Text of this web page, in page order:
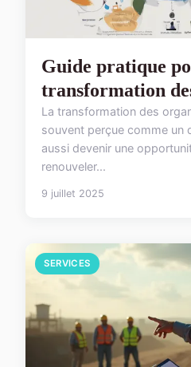
Guide pratique
transformation
La transformation des
souvent perçue comme un
aussi devenir une
renouveler...
9 juillet 2025
SERVICES